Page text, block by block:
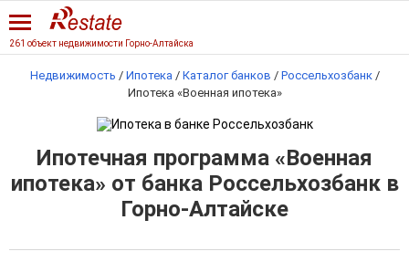
261 объект недвижимости Горно-Алтайска
Недвижимость / Ипотека / Каталог банков / Россельхозбанк /
Ипотека «Военная ипотека»
Ипотечная программа «Военная
ипотека» от банка Россельхозбанк в
Горно-Алтайске